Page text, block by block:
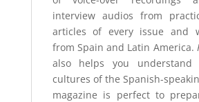
interview audios from
articles of every issue and
from Spain and Latin America.
also helps you understand
cultures of the Spanish-
magazine is perfect to